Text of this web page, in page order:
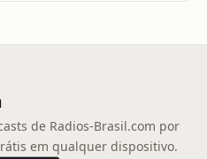
de Radios-Brasil.com por
em qualquer dispositivo.